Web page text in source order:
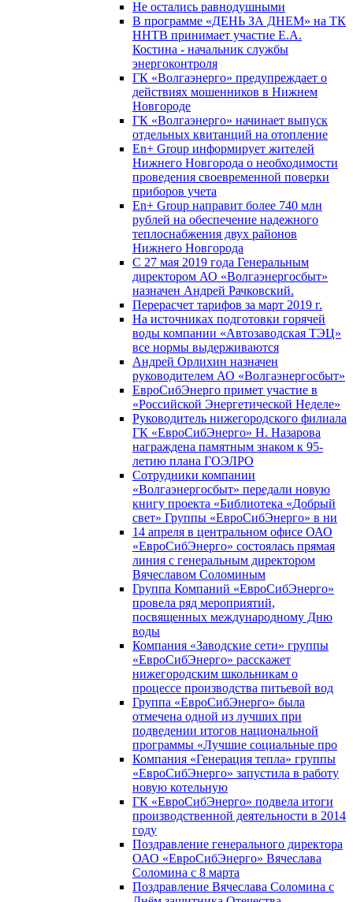
Не остались равнодушными
В программе «ДЕНЬ ЗА ДНЕМ» на ТК
ННТВ принимает участие Е.А.
Костина - начальник службы
энергоконтроля
ГК «Волгаэнерго» предупреждает о
действиях мошенников в Нижнем
Новгороде
ГК «Волгаэнерго» начинает выпуск
отдельных квитанций на отопление
En+ Group информирует жителей
Нижнего Новгорода о необходимости
проведения своевременной поверки
приборов учета
En+ Group направит более 740 млн
рублей на обеспечение надежного
теплоснабжения двух районов
Нижнего Новгорода
С 27 мая 2019 года Генеральным
директором АО «Волгаэнергосбыт»
назначен Андрей Рачковский.
Перерасчет тарифов за март 2019 г.
На источниках подготовки горячей
воды компании «Автозаводская ТЭЦ»
все нормы выдерживаются
Андрей Орлихин назначен
руководителем АО «Волгаэнергосбыт»
ЕвроСибЭнерго примет участие в
«Российской Энергетической Неделе»
Руководитель нижегородского филиала
ГК «ЕвроСибЭнерго» Н. Назарова
награждена памятным знаком к 95-
летию плана ГОЭЛРО
Сотрудники компании
«Волгаэнергосбыт» передали новую
книгу проекта «Библиотека «Добрый
свет» Группы «ЕвроСибЭнерго» в ни
14 апреля в центральном офисе ОАО
«ЕвроСибЭнерго» состоялась прямая
линия с генеральным директором
Вячеславом Соломиным
Группа Компаний «ЕвроСибЭнерго»
провела ряд мероприятий,
посвященных международному Дню
воды
Компания «Заводские сети» группы
«ЕвроСибЭнерго» расскажет
нижегородским школьникам о
процессе производства питьевой вод
Группа «ЕвроСибЭнерго» была
отмечена одной из лучших при
подведении итогов национальной
программы «Лучшие социальные про
Компания «Генерация тепла» группы
«ЕвроСибЭнерго» запустила в работу
новую котельную
ГК «ЕвроСибЭнерго» подвела итоги
производственной деятельности в 2014
году
Поздравление генерального директора
ОАО «ЕвроСибЭнерго» Вячеслава
Соломина с 8 марта
Поздравление Вячеслава Соломина с